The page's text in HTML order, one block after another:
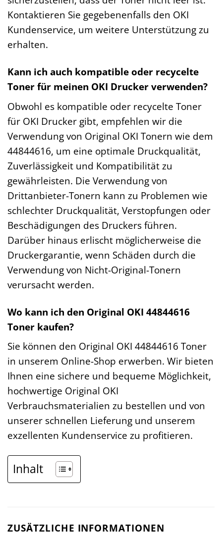
Kontaktieren Sie gegebenenfalls den OKI
Kundenservice, um weitere Unterstützung zu
erhalten.
Kann ich auch kompatible oder recycelte
Toner für meinen OKI Drucker verwenden?
Obwohl es kompatible oder recycelte Toner
für OKI Drucker gibt, empfehlen wir die
Verwendung von Original OKI Tonern wie dem
44844616, um eine optimale Druckqualität,
Zuverlässigkeit und Kompatibilität zu
gewährleisten. Die Verwendung von
Drittanbieter-Tonern kann zu Problemen wie
schlechter Druckqualität, Verstopfungen oder
Beschädigungen des Druckers führen.
Darüber hinaus erlischt möglicherweise die
Druckergarantie, wenn Schäden durch die
Verwendung von Nicht-Original-Tonern
verursacht werden.
Wo kann ich den Original OKI 44844616
Toner kaufen?
Sie können den Original OKI 44844616 Toner
in unserem Online-Shop erwerben. Wir bieten
Ihnen eine sichere und bequeme Möglichkeit,
hochwertige Original OKI
Verbrauchsmaterialien zu bestellen und von
unserer schnellen Lieferung und unserem
exzellenten Kundenservice zu profitieren.
Inhalt
ZUSÄTZLICHE INFORMATIONEN